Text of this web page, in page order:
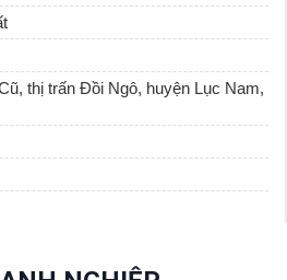
thị trấn Đồi Ngô, huyện Lục Nam,